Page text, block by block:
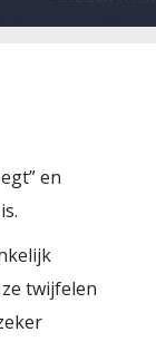
en
twijfelen